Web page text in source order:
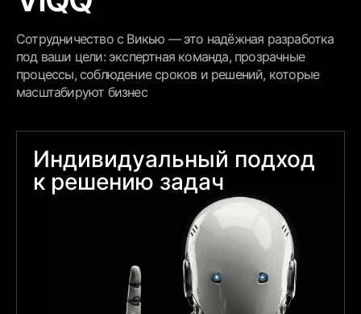
Сотрудничество с Викью — это надёжная разработка
под ваши цели: экспертная команда, прозрачные
процессы, соблюдение сроков и решений, которые
масштабируют бизнес
Индивидуальный подход
к решению задач